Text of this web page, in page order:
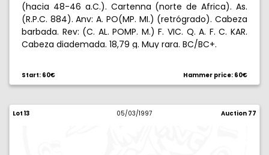
(hacia 48-46 a.C.). Cartenna (norte de Africa). As.
(R.P.C. 884). Anv: A. PO(MP. MI.) (retrógrado). Cabeza
barbada. Rev: (C. AL. POMP. M.) F. VIC. Q. A. F. C. KAR.
Cabeza diademada. 18,79 g. Muy rara. BC/BC+.
Start: 60€ Hammer price: 60€
Lot 13 05/03/1997 Auction 77